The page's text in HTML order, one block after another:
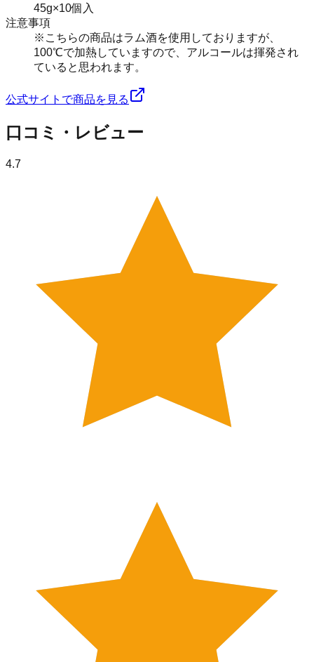
45g×10個入
注意事項
※こちらの商品はラム酒を使用しておりますが、
100℃で加熱していますので、アルコールは揮発され
ていると思われます。
公式サイトで商品を見る
口コミ・レビュー
4.7